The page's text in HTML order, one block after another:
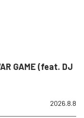
GAME (feat. DJ
2026.8.8